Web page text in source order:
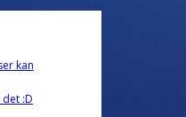
kan
:D